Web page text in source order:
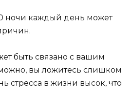
ночи каждый день может
быть связано с вашим
вы ложитесь слишком
стресса в жизни высок, что